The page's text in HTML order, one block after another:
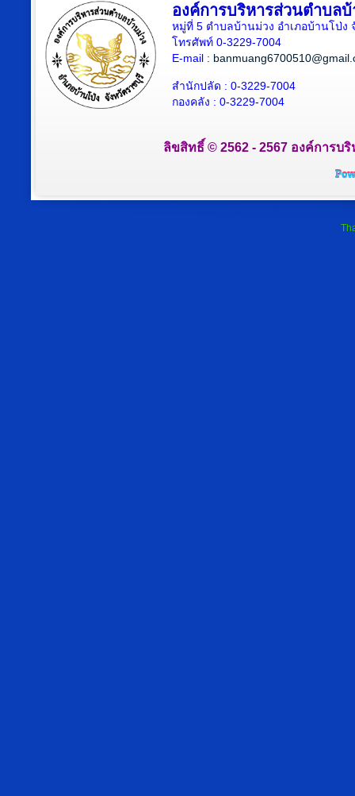
องค์การบริหารส่วนตำบล
หมู่ที่ 5 ตำบลบ้านม่วง อำเภอบ้านโป่ง
โทรศัพท์ 0-3229-7004
E-mail :
สำนักปลัด : 0-3229-7004
กองคลัง : 0-3229-7004
ลิขสิทธิ์ © 2562 - 2567 องค์การบ